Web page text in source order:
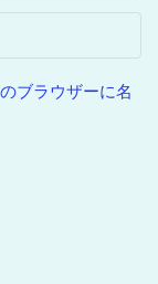
ブラウザーに名